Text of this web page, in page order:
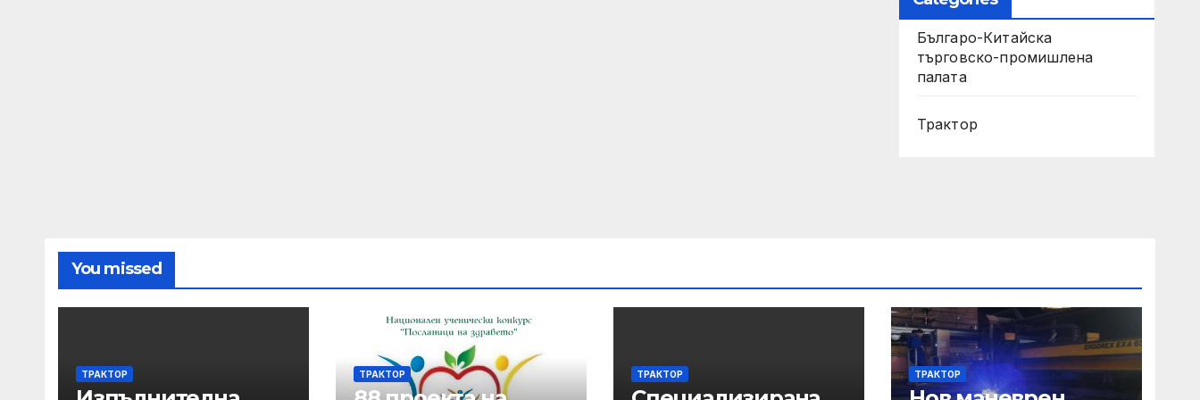
Българо-Китайска
търговско-промишлена
палата
Трактор
You missed
ТРАКТОР ТРАКТОР ТРАКТОР ТРАКТОР